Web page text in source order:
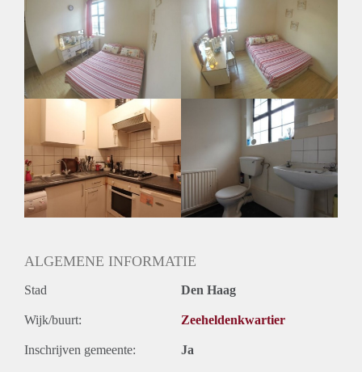
Niet mogelijk
Inkomen eis
N.V.T.
Huurtermijn
Onbepaalde termijn
Oplevering
ALGEMENE INFORMATIE
Stad Den Haag
Wijk/buurt: Zeeheldenkwartier
Inschrijven gemeente: Ja